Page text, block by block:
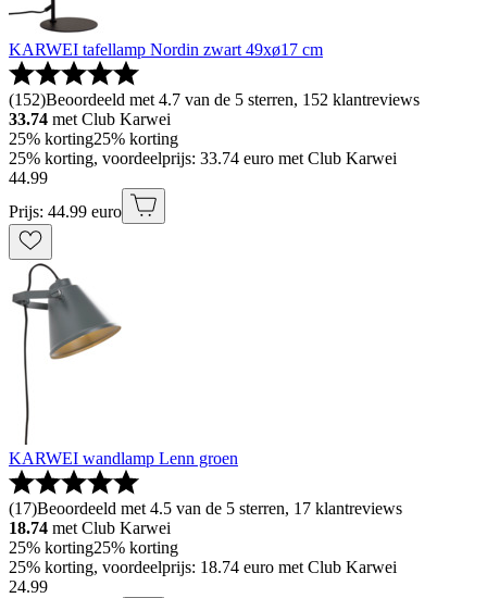
KARWEI tafellamp Nordin zwart 49xø17 cm
(152)Beoordeeld met 4.7 van de 5 sterren, 152 klantreviews
33.74 met Club Karwei
25% korting25% korting
25% korting, voordeelprijs: 33.74 euro met Club Karwei
44.99
Prijs: 44.99 euro
KARWEI wandlamp Lenn groen
(17)Beoordeeld met 4.5 van de 5 sterren, 17 klantreviews
18.74 met Club Karwei
25% korting25% korting
25% korting, voordeelprijs: 18.74 euro met Club Karwei
24.99